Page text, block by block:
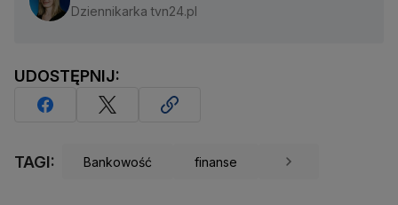
Dziennikarka tvn24.pl
UDOSTĘPNIJ:
TAGI: Bankowość finanse